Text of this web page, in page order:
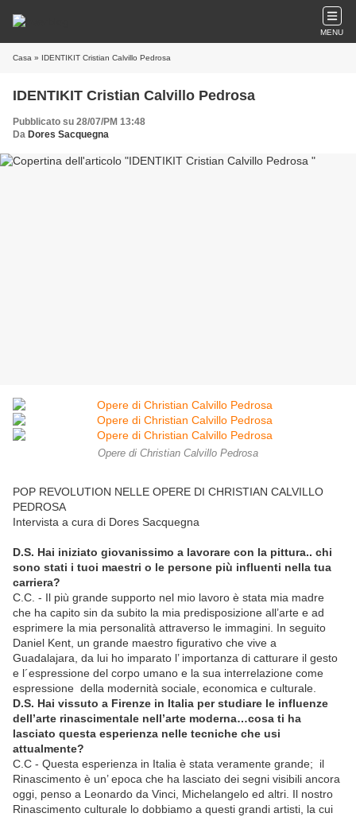
MENU
Casa » IDENTIKIT Cristian Calvillo Pedrosa
IDENTIKIT Cristian Calvillo Pedrosa
Pubblicato su 28/07/PM 13:48
Da Dores Sacquegna
Opere di Christian Calvillo Pedrosa
POP REVOLUTION NELLE OPERE DI CHRISTIAN CALVILLO
PEDROSA
Intervista a cura di Dores Sacquegna
D.S. Hai iniziato giovanissimo a lavorare con la pittura.. chi
sono stati i tuoi maestri o le persone più influenti nella tua
carriera?
C.C. - Il più grande supporto nel mio lavoro è stata mia madre
che ha capito sin da subito la mia predisposizione all’arte e ad
esprimere la mia personalità attraverso le immagini. In seguito
Daniel Kent, un grande maestro figurativo che vive a
Guadalajara, da lui ho imparato l’ importanza di catturare il gesto
e l´espressione del corpo umano e la sua interrelazione come
espressione della modernità sociale, economica e culturale.
D.S. Hai vissuto a Firenze in Italia per studiare le influenze
dell’arte rinascimentale nell’arte moderna…cosa ti ha
lasciato questa esperienza nelle tecniche che usi
attualmente?
C.C - Questa esperienza in Italia è stata veramente grande; il
Rinascimento è un’ epoca che ha lasciato dei segni visibili ancora
oggi, penso a Leonardo da Vinci, Michelangelo ed altri. Il nostro
Rinascimento culturale lo dobbiamo a questi grandi artisti, la cui